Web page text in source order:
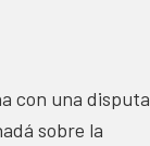
con una disputa
sobre la